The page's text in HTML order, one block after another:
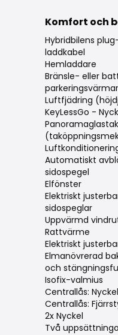
Komfort och
Hybridbilens
laddkabel
Hemladdare
Bränsle- eller
Luftfjädring
KeyLessGo -
Automatiskt
sidospegel
Elfönster
Elektriskt
sidospeglar
Uppvärmd
Rattvärme
Elektriskt
Elmanövrerad
och
Isofix-valmius
Centrallås:
Centrallås:
2x Nyckel
Två